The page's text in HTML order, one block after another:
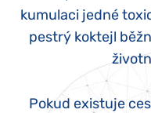
kumulaci jedné
pestrý koktejl
Pokud existuje